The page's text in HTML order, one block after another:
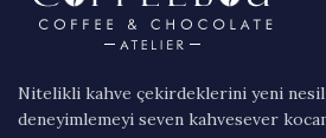
Nitelikli kahve çekirdeklerini yeni
deneyimlemeyi seven kahvesever